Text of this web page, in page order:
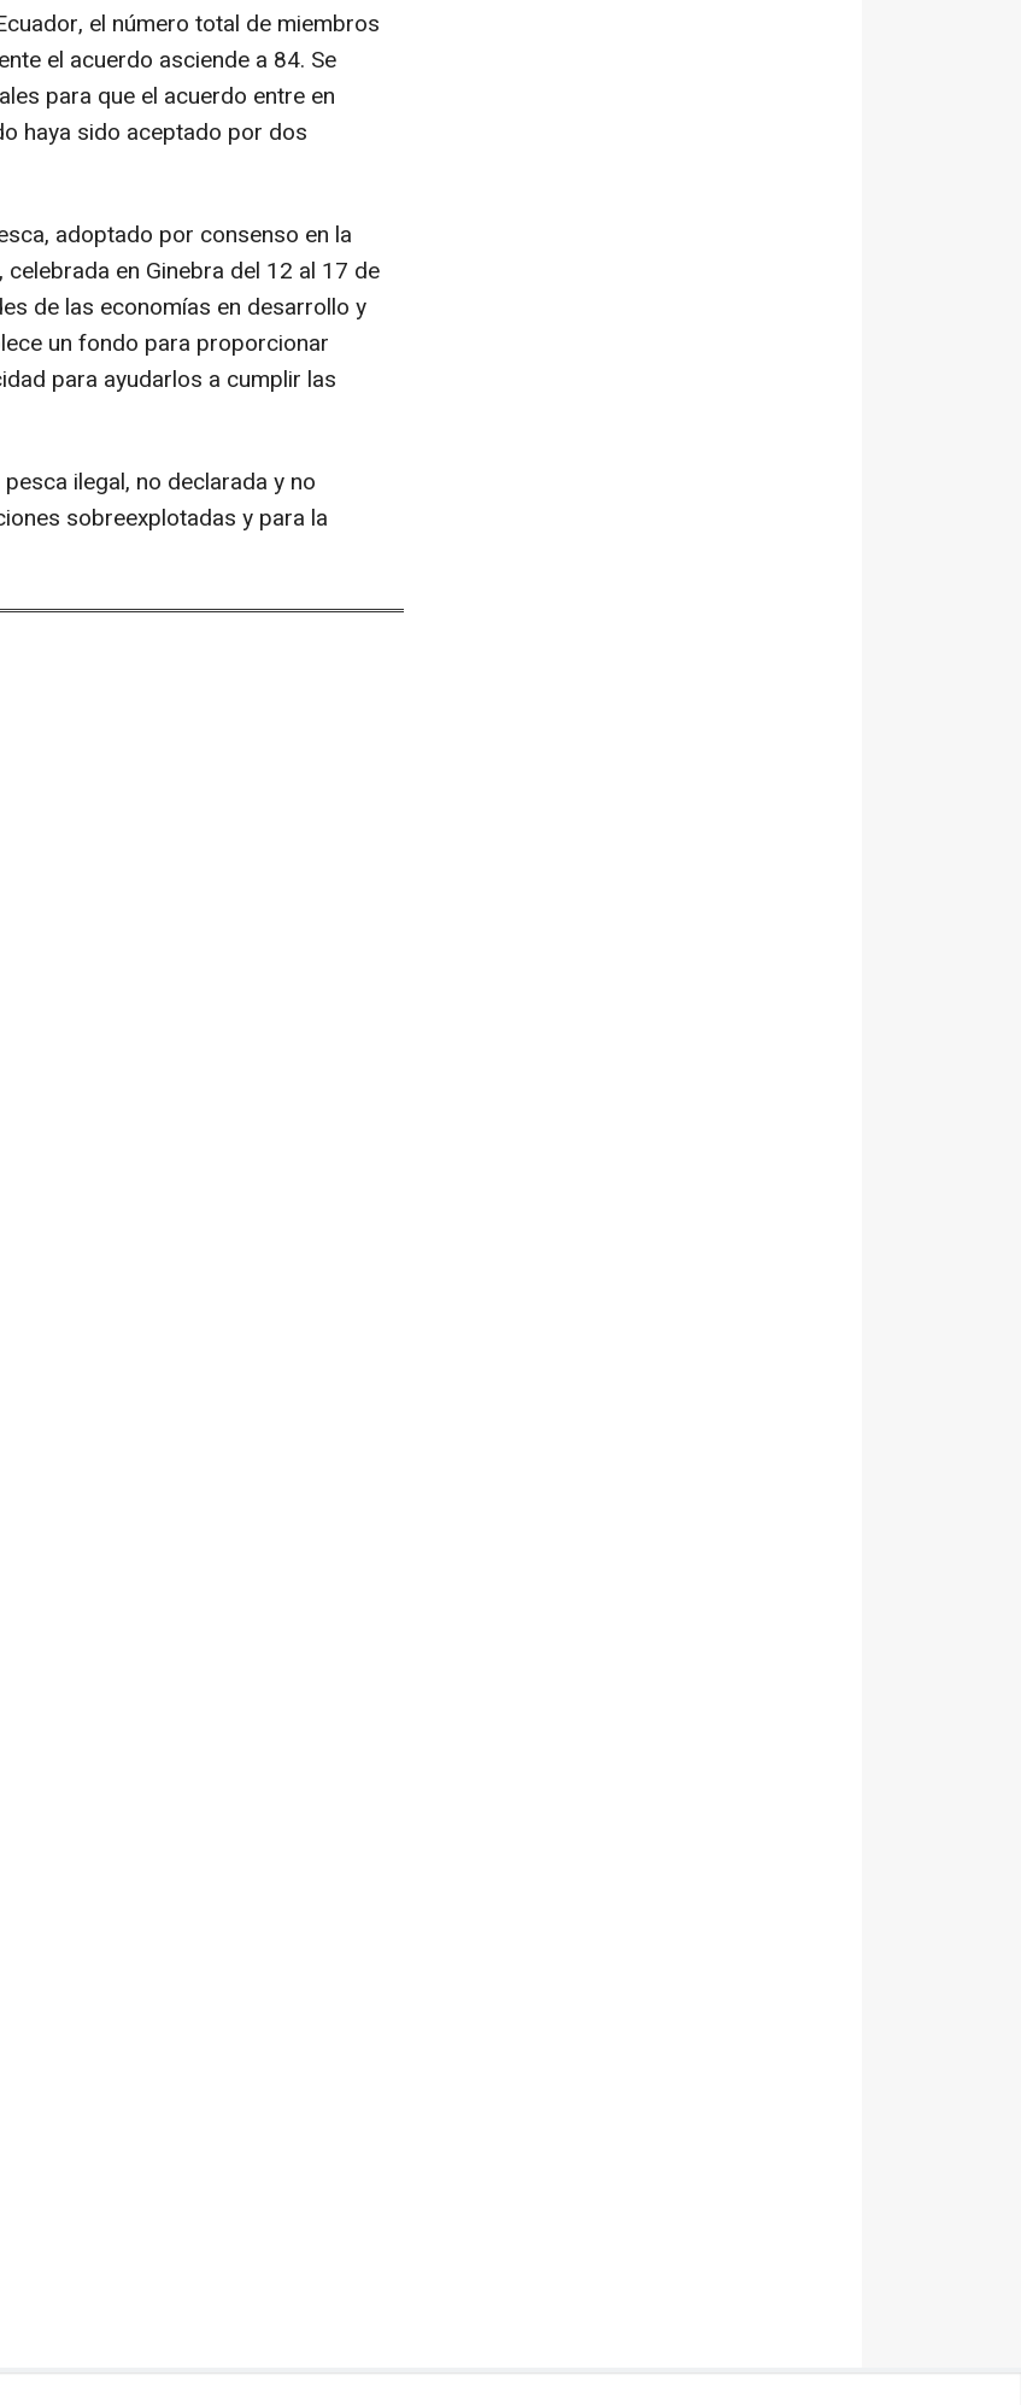
el número total de miembros
el acuerdo asciende a 84. Se
para que el acuerdo entre en
haya sido aceptado por dos
adoptado por consenso en la
en Ginebra del 12 al 17 de
de las economías en desarrollo y
un fondo para proporcionar
para ayudarlos a cumplir las
ilegal, no declarada y no
sobreexplotadas y para la